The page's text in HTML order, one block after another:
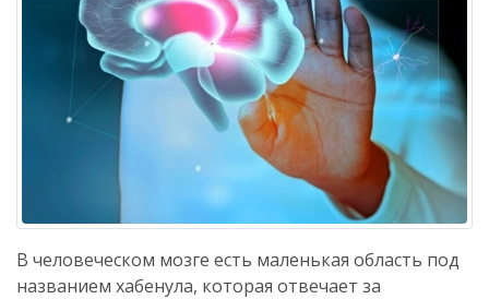
В человеческом мозге есть маленькая область под
названием хабенула, которая отвечает за